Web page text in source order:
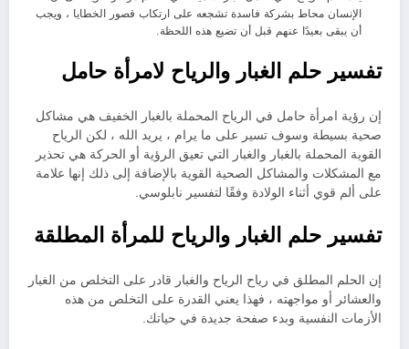
الإنسان محاط بشركة فاسدة تشجعه على ارتكاب قصور الخطايا ، ويجب
أن يبقى بعيدًا عنهم قبل أن تضيع هذه اللحظة.
تفسير حلم الغبار والرياح لامرأة حامل
إن رؤية امرأة حامل في الرياح المحملة بالغبار الخفيف هي مشاكل
صحية بسيطة وسوف تسير على ما يرام ، يريد الله ، لكن الرياح
القوية المحملة بالغبار والغبار التي تعيق الرؤية أو الحركة هي تحذير
مع المشكلات والمشاكل الصحية القوية بالإضافة إلى ذلك إنها علامة
على ألم قوي أثناء الولادة وفقًا لتفسير نابلوسي.
تفسير حلم الغبار والرياح للمرأة المطلقة
إن الحلم المطلق في رياح الرياح والغبار قادر على التخلص من الغبار
والعشائر أو مواجهته ، فهذا يعني القدرة على التخلص من هذه
الأزمات النفسية وبدء صفحة جديدة في حياتك.